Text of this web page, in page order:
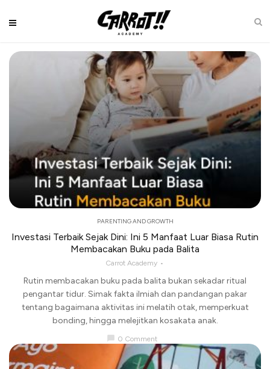
PARENTING AND GROWTH
Investasi Terbaik Sejak Dini: Ini 5 Manfaat Luar Biasa Rutin
Membacakan Buku pada Balita
Carrot Academy
Rutin membacakan buku pada balita bukan sekadar ritual
pengantar tidur. Simak fakta ilmiah dan pandangan pakar
tentang bagaimana aktivitas ini melatih otak, memperkuat
bonding, hingga melejitkan kosakata anak.
chat_bubble 0 Comment